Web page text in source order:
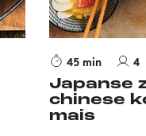
45 min 4
Japanse
chinese
mais